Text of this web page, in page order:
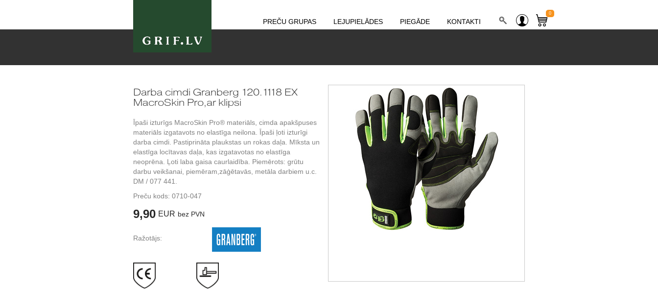
PREČU GRUPAS LEJUPIELĀDES PIEGĀDE KONTAKTI
0
Darba cimdi Granberg 120.1118 EX
MacroSkin Pro,ar klipsi
Īpaši izturīgs MacroSkin Pro® materiāls, cimda apakšpuses
materiāls izgatavots no elastīga neilona. Īpaši ļoti izturīgi
darba cimdi. Pastiprināta plaukstas un rokas daļa. Mīksta un
elastīga locītavas daļa, kas izgatavotas no elastīga
neoprēna. Ļoti laba gaisa caurlaidība. Piemērots: grūtu
darbu veikšanai, piemēram,zāģētavās, metāla darbiem u.c.
DM / 077 441.
Preču kods: 0710-047
9,90 EUR bez PVN
Ražotājs: